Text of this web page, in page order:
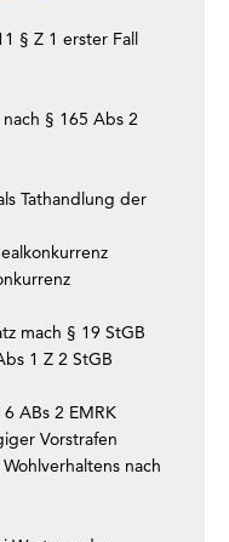
§ Z 1 erster Fall
§ 165 Abs 2
Tathandlung der
mach § 19 StGB
1 Z 2 StGB
ABs 2 EMRK
Vorstrafen
nach